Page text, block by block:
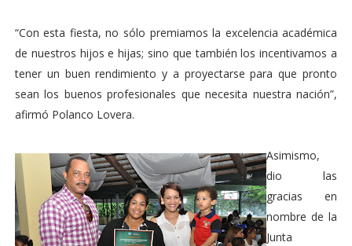
“Con esta fiesta, no sólo premiamos la excelencia académica
de nuestros hijos e hijas; sino que también los incentivamos a
tener un buen rendimiento y a proyectarse para que pronto
sean los buenos profesionales que necesita nuestra nación”,
afirmó Polanco Lovera.
Asimismo,
dio las
gracias en
nombre de la
Junta